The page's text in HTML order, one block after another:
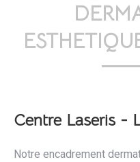
Centre Laseris -
Notre encadrement